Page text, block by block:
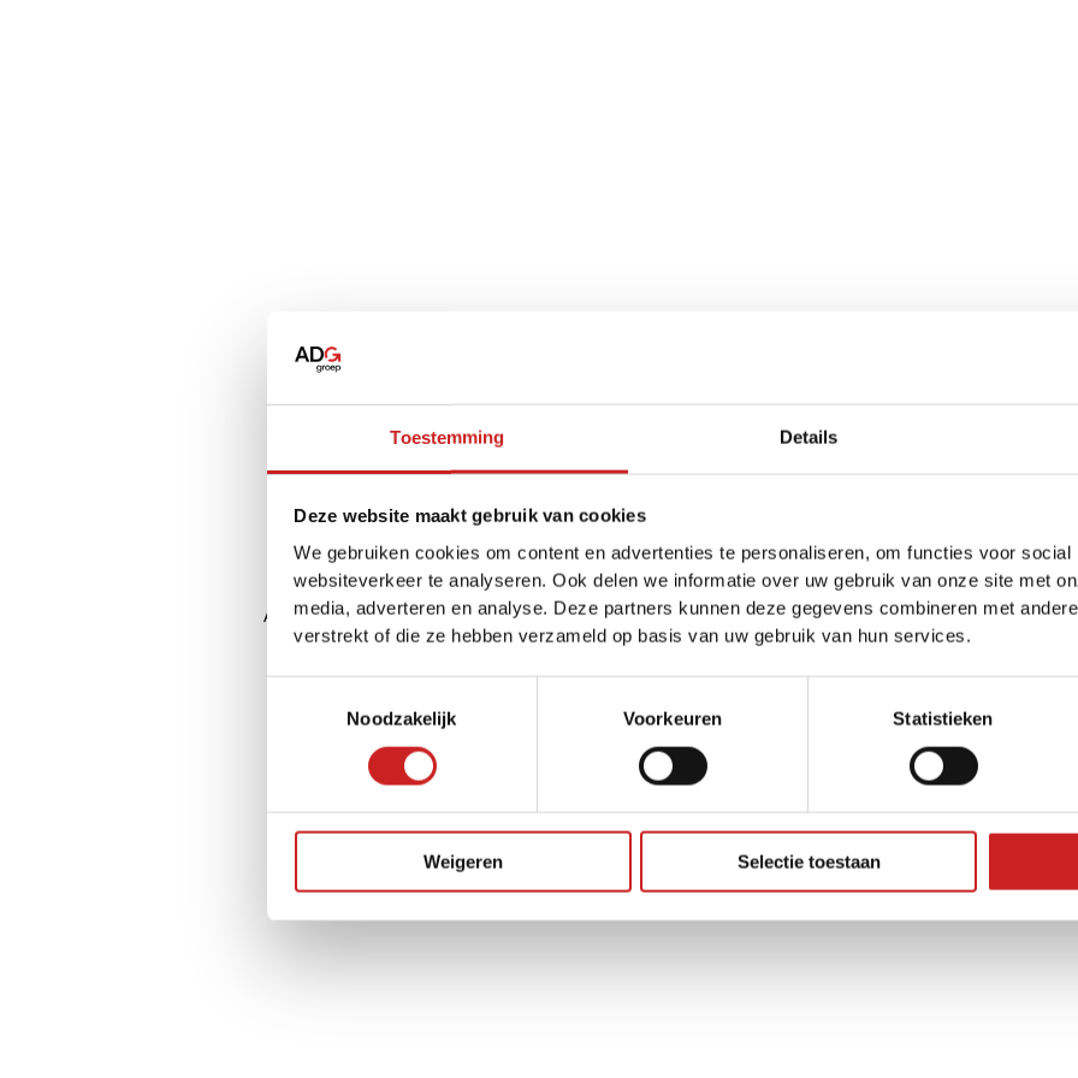
Toestemming Details
Deze website maakt gebruik van cookies
We gebruiken cookies om content en advertenties te personaliseren, om functies voor
websiteverkeer te analyseren. Ook delen we informatie over uw gebruik van onze site met
media, adverteren en analyse. Deze partners kunnen deze gegevens combineren met
verstrekt of die ze hebben verzameld op basis van uw gebruik van hun services.
Noodzakelijk
Voorkeuren Statistieken
Weigeren Selectie toestaan
Application error: aclient-side exception has occurred while loadingwww.adggroep.nl(see the